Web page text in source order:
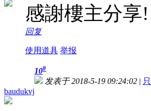
感謝樓主分享
回复
使用道具 举报
baudukvj
10#
发表于 2018-5-19 09:24:02 |